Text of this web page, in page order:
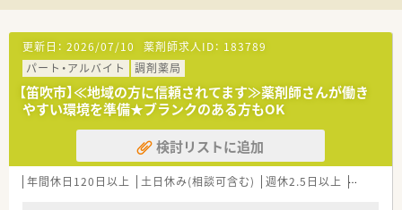
更新日： 2026/07/10 薬剤師求人ID： 183789
パート・アルバイト
調剤薬局
【笛吹市】≪地域の方に信頼されてます≫薬剤師さんが働き
やすい環境を準備★ブランクのある方もOK
検討リストに追加
年間休日120日以上 土日休み(相談可含む) 週休2.5日以上 未経験可